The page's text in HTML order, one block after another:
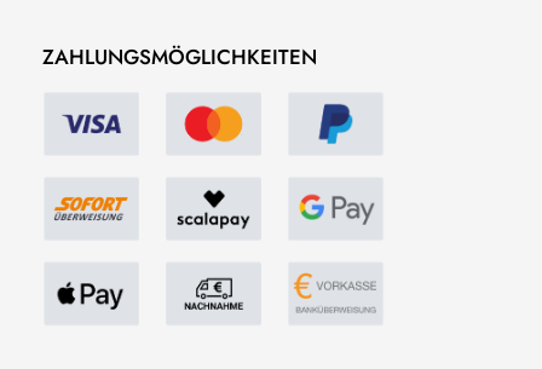
ZAHLUNGSMÖGLICHKEITEN